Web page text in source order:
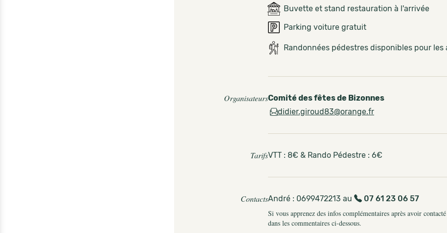
Buvette et stand restauration à l'arrivée
Parking voiture gratuit
Randonnées pédestres disponibles pour
OrganisateursComité des fêtes de Bizonnes
didier.giroud83@orange.fr
TarifsVTT : 8€ & Rando Pédestre : 6€
ContactsAndré : 0699472213 au
07 61 23 06 57
Si vous apprenez des infos complémentaires après avoir
dans les commentaires ci-dessous.